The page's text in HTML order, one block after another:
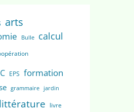
arts
Bulle calcul
EPS formation
grammaire jardin
littérature livre